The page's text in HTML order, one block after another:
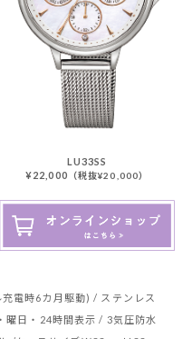
LU33SS
¥22,000 （税抜¥20,000）
電時6カ月駆動) / ステンレス
曜日・24時間表示 / 3気圧防水